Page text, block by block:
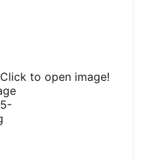
Click to open image!